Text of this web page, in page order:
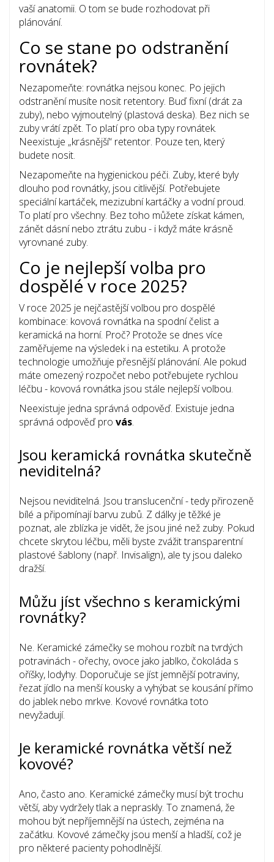
vaší anatomii. O tom se bude rozhodovat při
plánování.
Co se stane po odstranění
rovnátek?
Nezapomeňte: rovnátka nejsou konec. Po jejich
odstranění musíte nosit retentory. Buď fixní (drát za
zuby), nebo vyjmoutelný (plastová deska). Bez nich se
zuby vrátí zpět. To platí pro oba typy rovnátek.
Neexistuje „krásnější“ retentor. Pouze ten, který
budete nosit.
Nezapomeňte na hygienickou péči. Zuby, které byly
dlouho pod rovnátky, jsou citlivější. Potřebujete
speciální kartáček, mezizubní kartáčky a vodní proud.
To platí pro všechny. Bez toho můžete získat kámen,
zánět dásní nebo ztrátu zubu - i když máte krásně
vyrovnané zuby.
Co je nejlepší volba pro
dospělé v roce 2025?
V roce 2025 je nejčastější volbou pro dospělé
kombinace: kovová rovnátka na spodní čelist a
keramická na horní. Proč? Protože se dnes více
zaměřujeme na výsledek i na estetiku. A protože
technologie umožňuje přesnější plánování. Ale pokud
máte omezený rozpočet nebo potřebujete rychlou
léčbu - kovová rovnátka jsou stále nejlepší volbou.
Neexistuje jedna správná odpověď. Existuje jedna
správná odpověď pro vás.
Jsou keramická rovnátka skutečně
neviditelná?
Nejsou neviditelná. Jsou translucenční - tedy přirozeně
bílé a připomínají barvu zubů. Z dálky je těžké je
poznat, ale zblízka je vidět, že jsou jiné než zuby. Pokud
chcete skrytou léčbu, měli byste zvážit transparentní
plastové šablony (např. Invisalign), ale ty jsou daleko
dražší.
Můžu jíst všechno s keramickými
rovnátky?
Ne. Keramické zámečky se mohou rozbít na tvrdých
potravinách - ořechy, ovoce jako jablko, čokoláda s
oříšky, lodyhy. Doporučuje se jíst jemnější potraviny,
řezat jídlo na menší kousky a vyhýbat se kousání přímo
do jablek nebo mrkve. Kovové rovnátka toto
nevyžadují.
Je keramické rovnátka větší než
kovové?
Ano, často ano. Keramické zámečky musí být trochu
větší, aby vydržely tlak a nepraskly. To znamená, že
mohou být nepříjemnější na ústech, zejména na
začátku. Kovové zámečky jsou menší a hladší, což je
pro některé pacienty pohodlnější.